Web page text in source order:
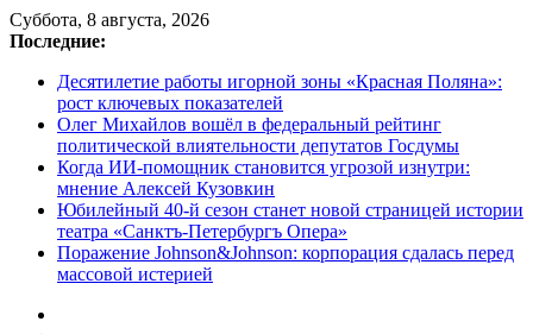
Перейти
к
Суббота, 8 августа, 2026
Последние:
Десятилетие работы игорной зоны «Красная Поляна»:
рост ключевых показателей
Олег Михайлов вошёл в федеральный рейтинг
политической влиятельности депутатов Госдумы
Когда ИИ-помощник становится угрозой изнутри:
мнение Алексей Кузовкин
Юбилейный 40-й сезон станет новой страницей истории
театра «Санктъ-Петербургъ Опера»
Поражение Johnson&Johnson: корпорация сдалась перед
массовой истерией